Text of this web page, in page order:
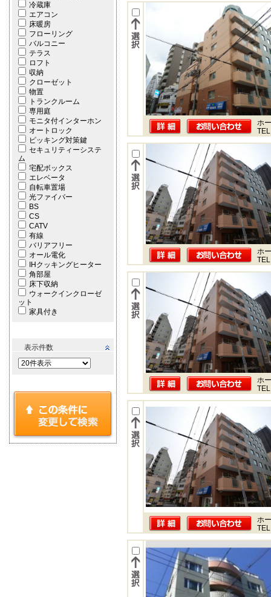
冷蔵庫
エアコン
床暖房
フローリング
バルコニー
テラス
ロフト
収納
クローゼット
物置
トランクルーム
専用庭
モニタ付インターホン
オートロック
ピッキング対策鍵
セキュリティーシステ
ム
宅配ボックス
エレベータ
自転車置場
光ファイバー
BS
CS
CATV
有線
バリアフリー
オール電化
IHクッキングヒーター
角部屋
床下収納
ウォークインクローゼ
ット
家具付き
表示件数
ホ
ホ
ホ
ホ